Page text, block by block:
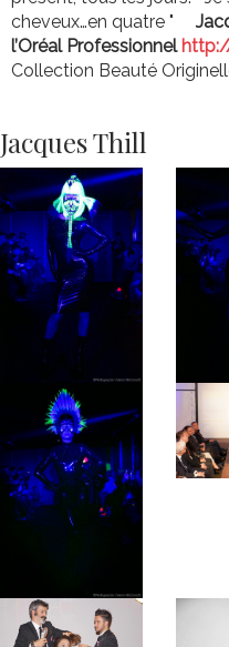
cheveux…en quatre "
l’Oréal Professionnel
Collection Beauté
Jacques Thill